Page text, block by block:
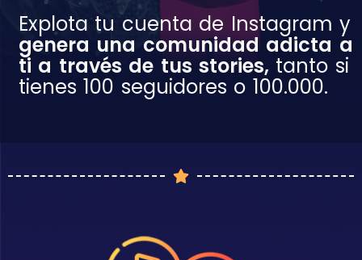
Explota tu cuenta de Instagram y
genera una comunidad adicta a
ti a través de tus stories, tanto si
tienes 100 seguidores o 100.000.